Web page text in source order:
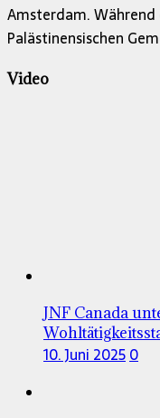
Amsterdam.
Palästinensischen
Video
JNF Canada
10. Juni 20250